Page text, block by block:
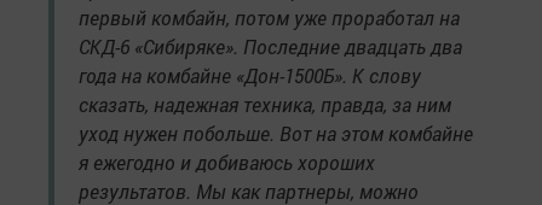
первый комбайн, потом уже проработал на
СКД-6 «Сибиряке». Последние двадцать два
года на комбайне «Дон-1500Б». К слову
сказать, надежная техника, правда, за ним
уход нужен побольше. Вот на этом комбайне
я ежегодно и добиваюсь хороших
результатов. Мы как партнеры, можно